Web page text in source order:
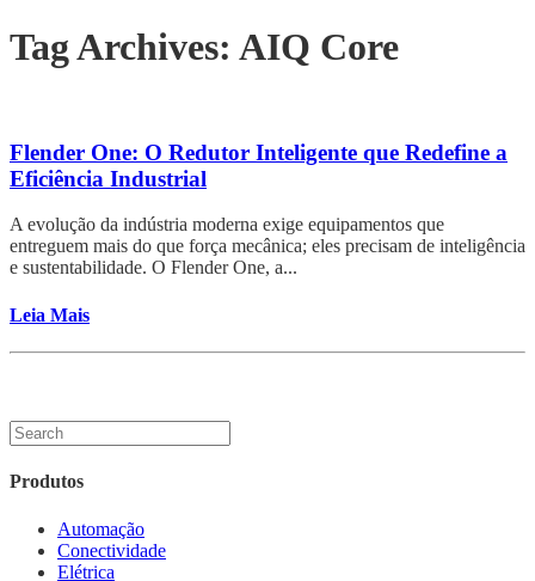
Tag Archives: AIQ Core
Flender One: O Redutor Inteligente que Redefine a
Eficiência Industrial
A evolução da indústria moderna exige equipamentos que
entreguem mais do que força mecânica; eles precisam de inteligência
e sustentabilidade. O Flender One, a...
Leia Mais
Produtos
Automação
Conectividade
Elétrica